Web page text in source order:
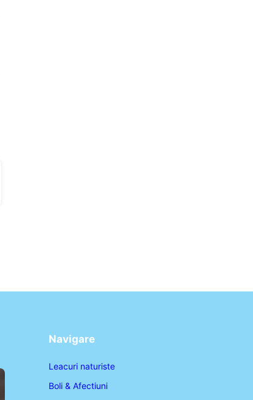
Navigare
Leacuri naturiste
Boli & Afectiuni